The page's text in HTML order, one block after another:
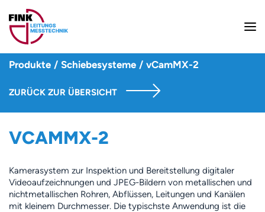
Produkte / Schiebesysteme / vCamMX-2
ZURÜCK ZUR ÜBERSICHT
VCAMMX-2
Kamerasystem zur Inspektion und Bereitstellung digitaler
Videoaufzeichnungen und JPEG-Bildern von metallischen und
nichtmetallischen Rohren, Abflüssen, Leitungen und Kanälen
mit kleinem Durchmesser. Die typischste Anwendung ist die